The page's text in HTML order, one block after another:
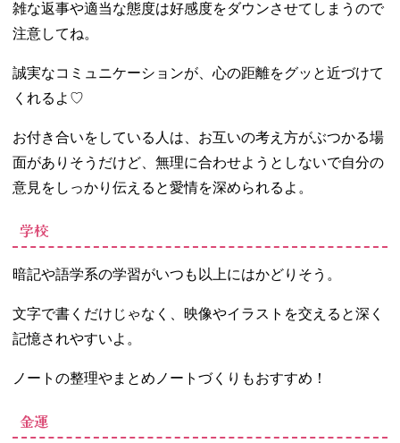
雑な返事や適当な態度は好感度をダウンさせてしまうので
注意してね。
誠実なコミュニケーションが、心の距離をグッと近づけて
くれるよ♡
お付き合いをしている人は、お互いの考え方がぶつかる場
面がありそうだけど、無理に合わせようとしないで自分の
意見をしっかり伝えると愛情を深められるよ。
学校
暗記や語学系の学習がいつも以上にはかどりそう。
文字で書くだけじゃなく、映像やイラストを交えると深く
記憶されやすいよ。
ノートの整理やまとめノートづくりもおすすめ！
金運